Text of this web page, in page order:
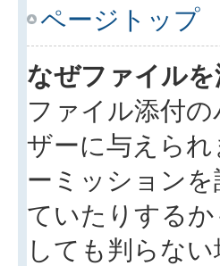
ページトップ
なぜファイル
ファイル添付
ザーに与えら
ーミッション
ていたりする
しても判らな